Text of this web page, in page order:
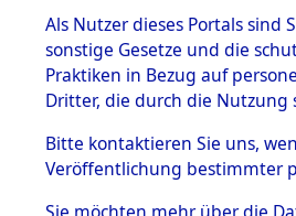
1.2.9.1
Effekten aus
dem KZ
Dachau
Effekten aus
dem KZ
Dachau,
Landesentsch
Als Nutzer dieses Portals sind
sonstige Gesetze und die
Praktiken in Bezug auf
Dritter, die durch die
Bitte kontaktieren Sie uns,
Veröffentlichung bestimmter